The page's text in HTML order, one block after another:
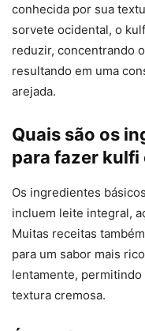
conhecida por sua
sorvete ocidental, o
reduzir, concentrando
resultando em uma
arejada.
Quais são os
para fazer kulfi
Os ingredientes
incluem leite integral,
Muitas receitas
para um sabor mais
lentamente,
textura cremosa.